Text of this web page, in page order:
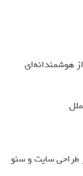
هوشمندانه‌ای
سایت و سئو